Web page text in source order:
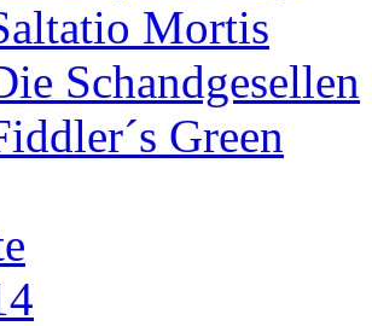
Mortis
Schandgesellen
Green